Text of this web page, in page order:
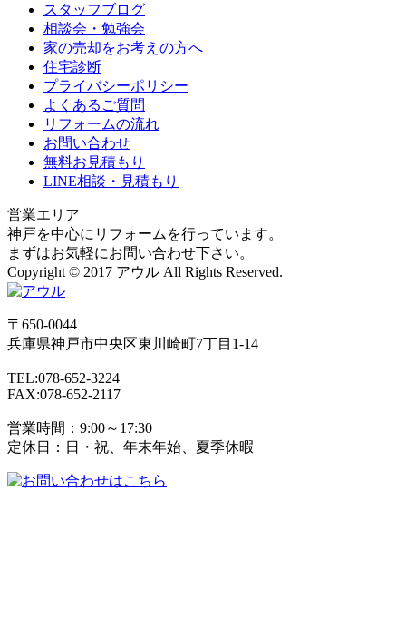
スタッフブログ
相談会・勉強会
家の売却をお考えの方へ
住宅診断
プライバシーポリシー
よくあるご質問
リフォームの流れ
お問い合わせ
無料お見積もり
LINE相談・見積もり
営業エリア
神戸を中心にリフォームを行っています。
まずはお気軽にお問い合わせ下さい。
Copyright © 2017 アウル All Rights Reserved.
〒650-0044
兵庫県神戸市中央区東川崎町7丁目1-14
TEL:078-652-3224
FAX:078-652-2117
営業時間：9:00～17:30
定休日：日・祝、年末年始、夏季休暇